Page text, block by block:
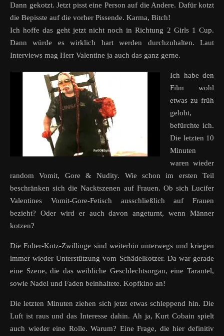
Dann gekotzt. Jetzt pisst eine Person auf die Andere. Dafür kotzt
die Bepisste auf die vorher Pissende. Karma, Bitch!
Ich hoffe das geht jetzt nicht noch in Richtung 2 Girls 1 Cup.
Dann würde es wirklich hart werden durchzuhalten. Laut
Interviews mag Herr Valentine ja auch das ganz gerne.
Ich habe den
Film wohl
etwas zu früh
gelobt,
befürchte ich.
Die letzten 10
Minuten
waren wieder
random Vomit, Gore & Nudity. Wie schon im ersten Teil
beschränken sich die Nacktszenen auf Frauen. Ob sich Lucifer
Valentines Vomit-Gore-Fetisch ausschließlich auf Frauen
bezieht? Oder wird er auch davon angeturnt, wenn Männer
kotzen?
Die Folter-Kotz-Zwillinge sind weiterhin unterwegs und kriegen
immer wieder Unterstützung vom Schädelkotzer. Da war gerade
eine Szene, die das weibliche Geschlechtsorgan, eine Tarantel,
sowie Nadel und Faden beinhaltete. Kopfkino an!
Die letzten Minuten ziehen sich jetzt etwas schleppend hin. Die
Luft ist raus und das Interesse dahin. Ah ja, Kurt Cobain spielt
auch wieder eine Rolle. Warum? Eine Frage, die hier definitiv